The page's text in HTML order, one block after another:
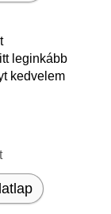
leginkább
kedvelem